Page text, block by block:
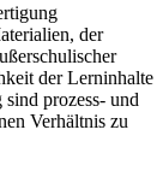
der
der Lerninhalte
prozess- und
Verhältnis zu